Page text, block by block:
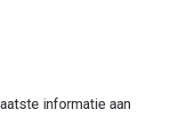
informatie aan